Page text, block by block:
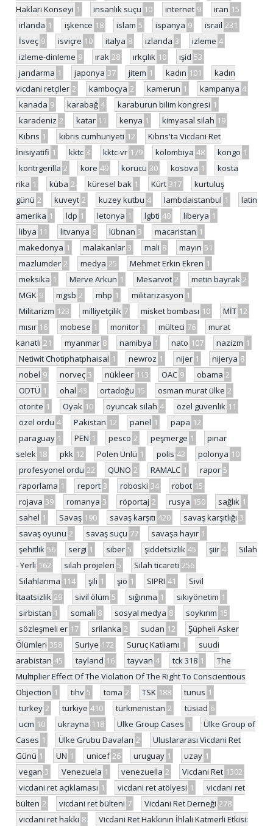
Hakları Konseyi 1 insanlık suçu 10 internet 9 iran 15
irlanda 1 işkence 18 islam 5 ispanya 9 israil 231
İsveç 9 isviçre 10 italya 8 izlanda 3 izleme 4
izleme-dinleme 9 ırak 28 ırkçılık 10 ışid 53
jandarma 1 japonya 37 jitem 1 kadın 101
kadın
vicdani retçiler 2 kamboçya 2 kamerun 1 kampanya 4
kanada 9 karabağ 4 karaburun bilim kongresi 1
karadeniz 2 katar 11 kenya 1 kimyasal silah 19
Kıbrıs 1 kıbrıs cumhuriyeti 12
Kıbrıs'ta Vicdani Ret
İnisiyatifi 1 kktc 3 kktc-vr 179 kolombiya 48 kongo 1
kontrgerilla 2 kore 49 korucu 30 kosova 1
kosta
rika 1 küba 2 küresel bak 1 Kürt 317
kurtuluş
günü 2 kuveyt 2 kuzey kutbu 4 lambdaistanbul 1
latin
amerika 1 ldp 1 letonya 1 lgbti 40 liberya 1
libya 11 litvanya 6 lübnan 3 macaristan 1
makedonya 1 malakanlar 3 mali 8 mayın 51
mazlumder 2 medya 25 Mehmet Erkin Ekren 1
meksika 1 Merve Arkun 1 Mesarvot 2 metin bayrak 2
MGK 9 mgsb 2 mhp 1 militarizasyon 1
Militarizm 123 milliyetçilik 7 misket bombası 10 MİT 12
mısır 16 mobese 1 monitor 1 mülteci 76
murat
kanatlı 21 myanmar 8 namibya 1 nato 107 nazizm 1
Netiwit Chotiphatphaisal 1 newroz 1 nijer 1 nijerya 8
nobel 9 norveç 3 nükleer 113 OAC 9 obama 2
ODTÜ 1 ohal 43 ortadoğu 15 osman murat ülke 2
otorite 1 Oyak 10 oyuncak silah 4 özel güvenlik 11
özel ordu 4 Pakistan 12 panel 1 papa 12
paraguay 1 PEN 1 pesco 2 peşmerge 1
pınar
selek 18 pkk 12 Polen Ünlü 1 polis 43 polonya 10
profesyonel ordu 22 QUNO 2 RAMALC 1 rapor 5
raporlama 1 report 3 roboski 34 robot 15
rojava 39 romanya 3 röportaj 2 rusya 150 sağlık 1
sahel 1 Savaş 190 savaş karşıtı 420 savaş karşıtlığı 3
savaş oyunu 2 savaş suçu 77 savaşa hayır 1
şehitlik 56 sergi 1 siber 5 şiddetsizlik 45 şiir 4
Silah
- Yerli 162 silah projeleri 5 Silah ticareti 256
Silahlanma 114 şili 1 şiö 1 SIPRI 41
Sivil
İtaatsizlik 29 sivil ölüm 5 sığınma 1 sıkıyönetim 1
sırbistan 1 somali 8 sosyal medya 8 soykırım 15
sözleşmeli er 17 srilanka 2 sudan 12
Şüpheli Asker
Ölümleri 358 Suriye 172 Suruç Katliamı 1
suudi
arabistan 45 tayland 16 tayvan 4 tck 318 1
The
Multiplier Effect Of The Violation Of The Right To Conscientious
Objection 1 tihv 5 toma 2 TSK 188 tunus 1
turkey 2 türkiye 410 türkmenistan 2 tüsiad 6
ucm 10 ukrayna 118 Ulke Group Cases 1
Ülke Group of
Cases 1 Ülke Grubu Davaları 2
Uluslararası Vicdani Ret
Günü 1 UN 1 unicef 26 uruguay 1 uzay 1
vegan 3 Venezuela 1 venezuella 2 Vicdani Ret 1302
vicdani ret açıklaması 1 vicdani ret atölyesi 1
vicdani ret
bülten 2 vicdani ret bülteni 7 Vicdani Ret Derneği 278
vicdani ret hakkı 8
Vicdani Ret Hakkının İhlali Katmerli Etkisi: